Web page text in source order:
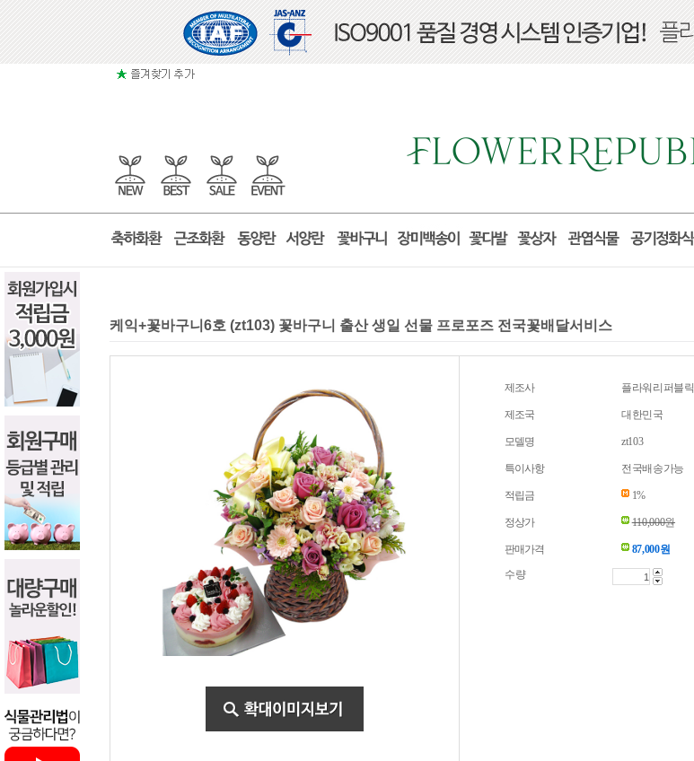
케익+꽃바구니6호 (zt103) 꽃바구니 출산 생일 선물 프로포즈 전국꽃배달서비스
제조사 플라워리퍼블릭
제조국 대한민국
모델명 zt103
특이사항 전국배송가능
적립금 1%
정상가 110,000원
판매가격 87,000원
수량